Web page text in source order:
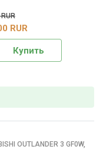
RUR
Купить
OUTLANDER 3 GF0W,